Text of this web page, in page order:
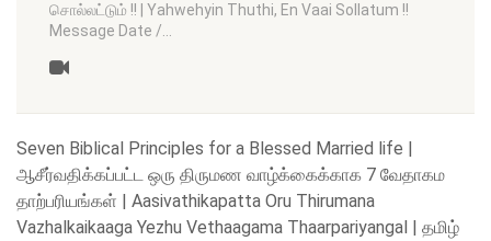
சொல்லட்டும் !! | Yahwehyin Thuthi, En Vaai Sollatum !!
Message Date /…
Seven Biblical Principles for a Blessed Married life |
ஆசீர்வதிக்கப்பட்ட ஒரு திருமண வாழ்க்கைக்காக 7 வேதாகம
தாற்பரியங்கள் | Aasivathikapatta Oru Thirumana
Vazhalkaikaaga Yezhu Vethaagama Thaarpariyangal | தமிழ்